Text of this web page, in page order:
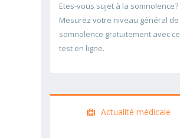
Etes-vous sujet à la somnolence?
Mesurez votre niveau général de
somnolence gratuitement avec ce
test en ligne.
Actualité médicale